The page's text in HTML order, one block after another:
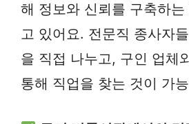
해 정보와 신뢰를 구축하
고 있어요. 전문직 종사자
을 직접 나누고, 구인 업체
통해 직업을 찾는 것이 가